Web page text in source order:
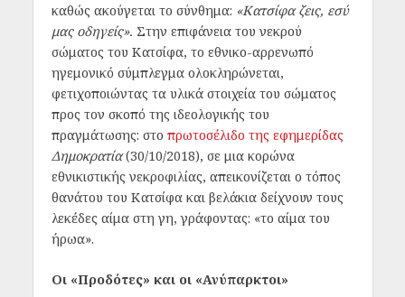
καθώς ακούγεται το σύνθημα: «Κατσίφα ζεις, εσύ
μας οδηγείς». Στην επιφάνεια του νεκρού
σώματος του Κατσίφα, το εθνικο-αρρενωπό
ηγεμονικό σύμπλεγμα ολοκληρώνεται,
φετιχοποιώντας τα υλικά στοιχεία του σώματος
προς τον σκοπό της ιδεολογικής του
πραγμάτωσης: στο πρωτοσέλιδο της εφημερίδας
Δημοκρατία(30/10/2018), σε μια κορώνα
εθνικιστικής νεκροφιλίας, απεικονίζεται ο τόπος
θανάτου του Κατσίφα και βελάκια δείχνουν τους
λεκέδες αίμα στη γη, γράφοντας: «το αίμα του
ήρωα».
Οι «Προδότες» και οι «Ανύπαρκτοι»